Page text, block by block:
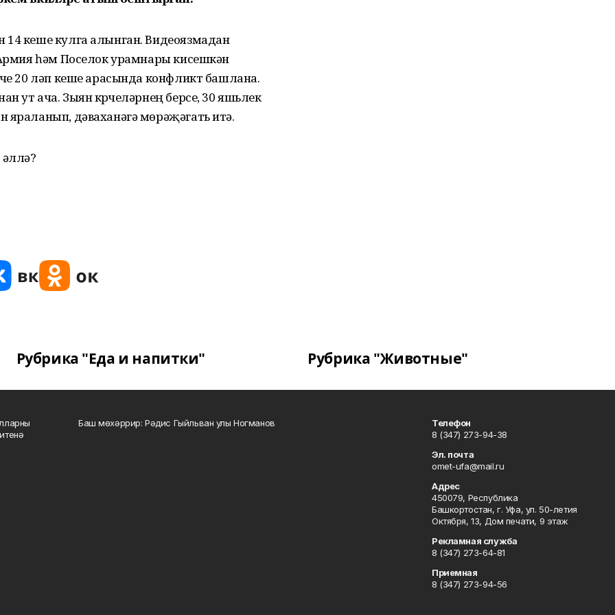
кеше кулга алынган. Видеоязмадан
һәм Поселок урамнары кисешкән
20 ләп кеше арасында конфликт башлана.
ут ача. Зыян күрүчеләрнең берсе, 30 яшьлек
яраланып, дәваханәгә мөрәҗәгать итә.
Рубрика "Еда и напитки" Рубрика "Животные"
Баш мөхәррир: Рәдис Гыйльван улы Ногманов
Телефон
8 (347) 273-94-38
Эл. почта
omet-ufa@mail.ru
Адрес
450079, Республика
Башкортостан, г. Уфа, ул. 50-летия
Октября, 13, Дом печати, 9 этаж
Рекламная служба
8 (347) 273-64-81
Приемная
8 (347) 273-94-56